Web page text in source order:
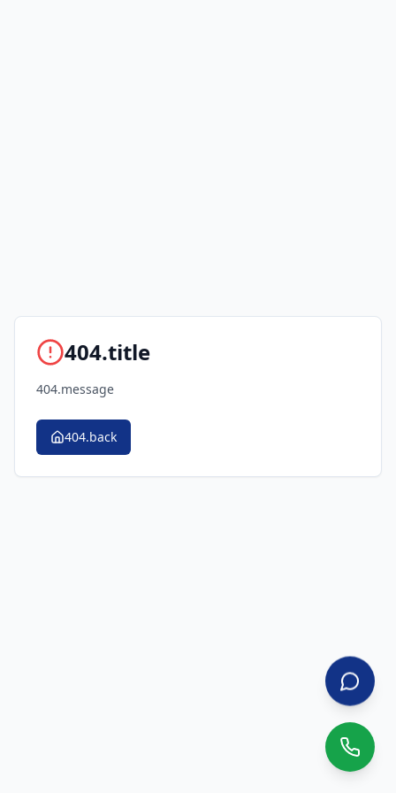
404.title
404.message
404.back